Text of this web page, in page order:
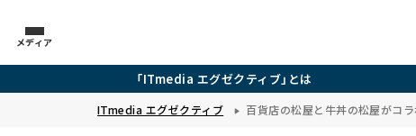
メディア
「ITmedia エグゼクティブ」とは
ITmedia エグゼクティブ 百貨店の松屋と牛丼の松屋がコ